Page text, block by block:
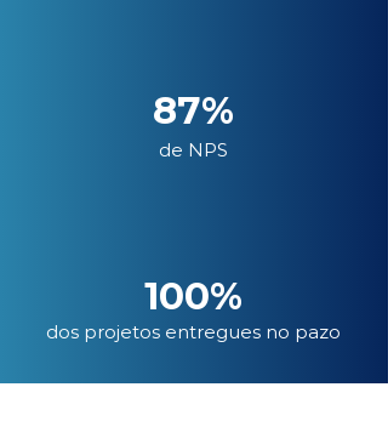
87%
de NPS
100%
dos projetos entregues no pazo